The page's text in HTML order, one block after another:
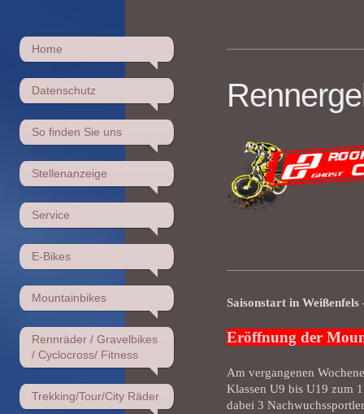
Home
Datenschutz
So finden Sie uns
Stellenanzeige
Service
E-Bikes
Mountainbikes
Rennräder / Gravelbikes
/ Cyclocross/ Fitness
Trekking/Tour/City Räder
Saisonstart in
Eröffnung der
Am vergangenen
Klassen U9 bis U19 zum
dabei 3